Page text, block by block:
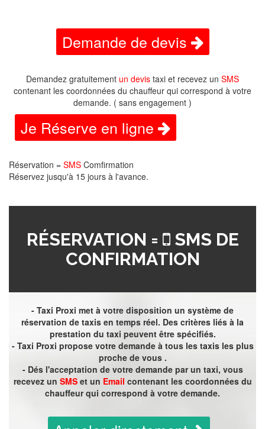
Demande de devis
Demandez gratuitement un devis taxi et recevez un SMS
contenant les coordonnées du chauffeur qui correspond à votre
demande. ( sans engagement )
Je Réserve en ligne
Réservation = SMS Comfirmation
Réservez jusqu'à 15 jours à l'avance.
RÉSERVATION =
SMS DE
CONFIRMATION
- Taxi Proxi met à votre disposition un système de
réservation de taxis en temps réel. Des critères liés à la
prestation du taxi peuvent être spécifiés.
- Taxi Proxi propose votre demande à tous les taxis les plus
proche de vous .
- Dés l'acceptation de votre demande par un taxi, vous
recevez un SMSet un Email contenant les coordonnées du
chauffeur qui correspond à votre demande.